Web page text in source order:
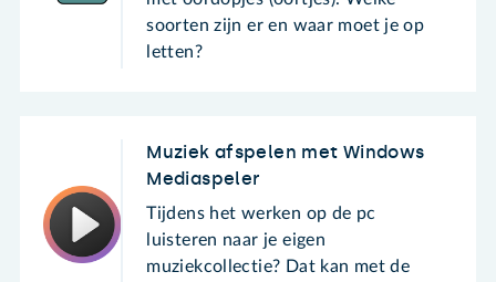
soorten zijn er en waar moet je op
letten?
Muziek afspelen met Windows
Mediaspeler
Tijdens het werken op de pc
luisteren naar je eigen
muziekcollectie? Dat kan met de